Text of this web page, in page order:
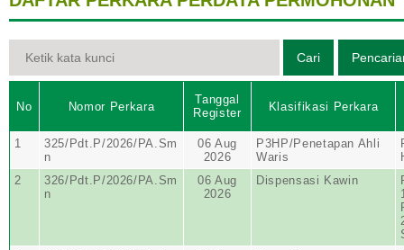
No Nomor Perkara
Tanggal
Register
Klasifikasi Perkara
1
325/Pdt.P/2026/PA.Sm
n
06 Aug
2026
P3HP/Penetapan Ahli
Waris
2
326/Pdt.P/2026/PA.Sm
n
06 Aug
2026
Dispensasi Kawin